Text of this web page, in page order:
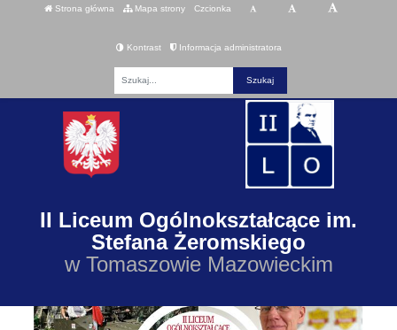
Strona główna Mapa strony Czcionka
Kontrast Informacja administratora
II Liceum Ogólnokształcące im.
Stefana Żeromskiego
w Tomaszowie Mazowieckim